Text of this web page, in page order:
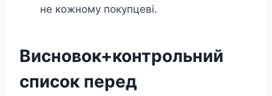
не кожному покупцеві.
Висновок+контрольний
список перед